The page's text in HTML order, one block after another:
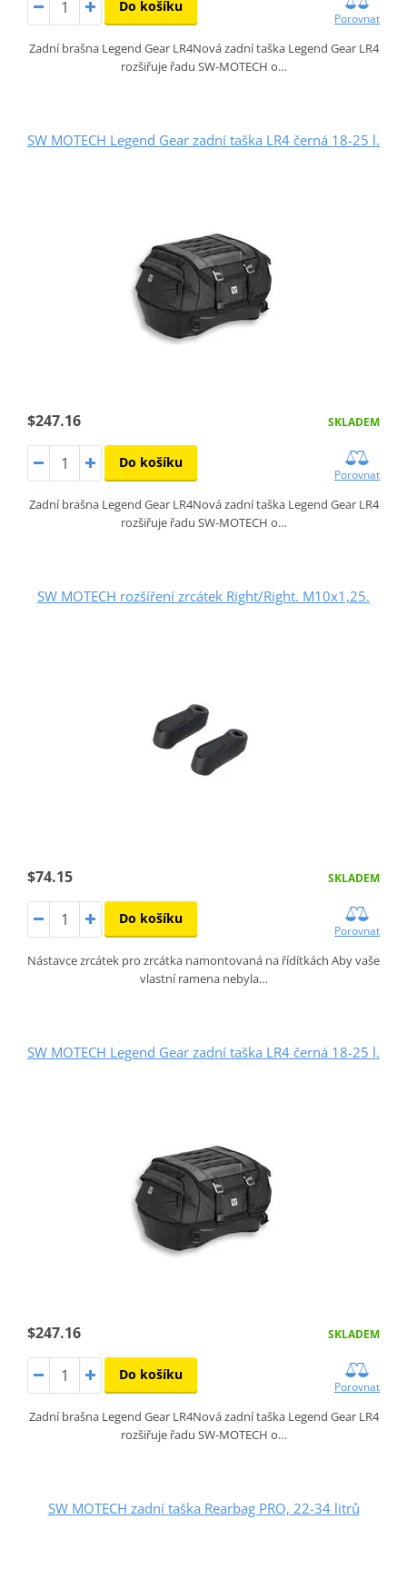
Do košíku
Porovnat
Zadní brašna Legend Gear LR4Nová zadní taška Legend Gear LR4
rozšiřuje řadu SW-MOTECH o…
SW MOTECH Legend Gear zadní taška LR4 černá 18-25 l.
$247.16 SKLADEM
Do košíku
Porovnat
Zadní brašna Legend Gear LR4Nová zadní taška Legend Gear LR4
rozšiřuje řadu SW-MOTECH o…
SW MOTECH rozšíření zrcátek Right/Right. M10x1,25.
$74.15 SKLADEM
Do košíku
Porovnat
Nástavce zrcátek pro zrcátka namontovaná na řídítkách Aby vaše
vlastní ramena nebyla…
SW MOTECH Legend Gear zadní taška LR4 černá 18-25 l.
$247.16 SKLADEM
Do košíku
Porovnat
Zadní brašna Legend Gear LR4Nová zadní taška Legend Gear LR4
rozšiřuje řadu SW-MOTECH o…
SW MOTECH zadní taška Rearbag PRO, 22-34 litrů